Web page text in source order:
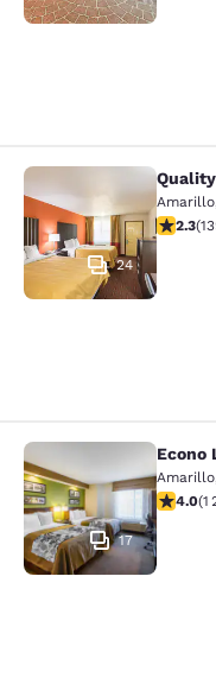
Quality Inn
24
Amarillo
2.322.3(
Econo Lodge
17
Econo
Amarillo
3.984.0(1